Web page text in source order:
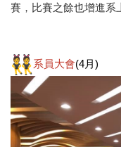
賽，比賽之餘也增進系
系員大會(4月)